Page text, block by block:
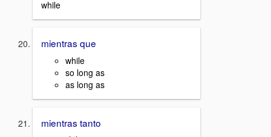
while
mientras que
while
so long as
as long as
mientras tanto